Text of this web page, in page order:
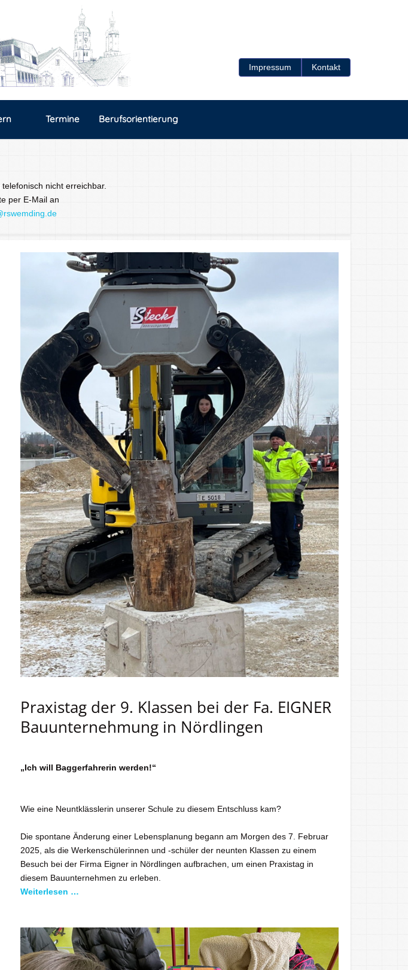
Impressum Kontakt
Termine Berufsorientierung
nicht erreichbar.
per E-Mail an
Praxistag der 9. Klassen bei der Fa. EIGNER
Bauunternehmung in Nördlingen
„Ich will Baggerfahrerin werden!“
Wie eine Neuntklässlerin unserer Schule zu diesem Entschluss kam?
Die spontane Änderung einer Lebensplanung begann am Morgen des 7. Februar
2025, als die Werkenschülerinnen und -schüler der neunten Klassen zu einem
Besuch bei der Firma Eigner in Nördlingen aufbrachen, um einen Praxistag in
diesem Bauunternehmen zu erleben.
Weiterlesen …